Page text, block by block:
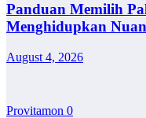
Panduan Memilih
Menghidupkan
August 4, 2026
Provitamon 0